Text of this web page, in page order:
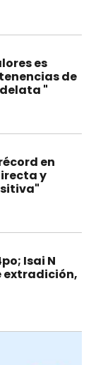
es
de
"
en
y
Isai N
extradición,